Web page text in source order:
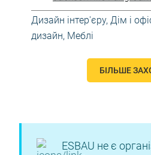
Дизайн інтер'єру, Дім і
дизайн, Меблі
БІЛЬШЕ
ESBAU не є